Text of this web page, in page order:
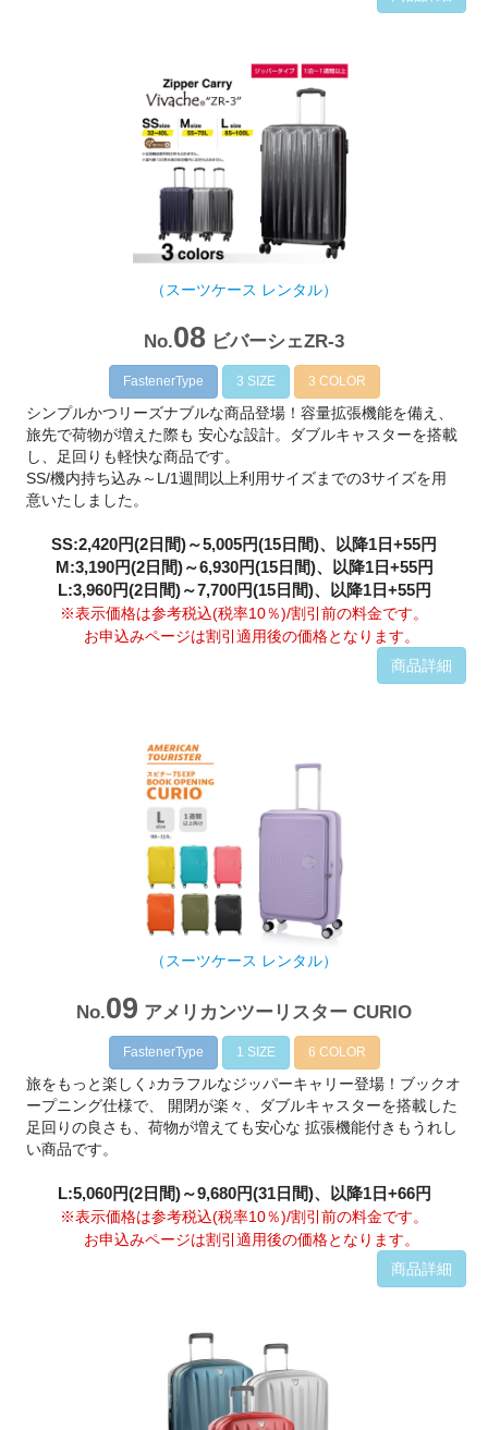
（スーツケース レンタル）
No.08 ビバーシェZR-3
FastenerType 3 SIZE 3 COLOR
シンプルかつリーズナブルな商品登場！容量拡張機能を備え、
旅先で荷物が増えた際も 安心な設計。ダブルキャスターを搭載
し、足回りも軽快な商品です。
SS/機内持ち込み～L/1週間以上利用サイズまでの3サイズを用
意いたしました。
SS:2,420円(2日間)～5,005円(15日間)、以降1日+55円
M:3,190円(2日間)～6,930円(15日間)、以降1日+55円
L:3,960円(2日間)～7,700円(15日間)、以降1日+55円
※表示価格は参考税込(税率10％)/割引前の料金です。
お申込みページは割引適用後の価格となります。
商品詳細
（スーツケース レンタル）
No.09 アメリカンツーリスター CURIO
FastenerType 1 SIZE 6 COLOR
旅をもっと楽しく♪カラフルなジッパーキャリー登場！ブックオ
ープニング仕様で、 開閉が楽々、ダブルキャスターを搭載した
足回りの良さも、荷物が増えても安心な 拡張機能付きもうれし
い商品です。
L:5,060円(2日間)～9,680円(31日間)、以降1日+66円
※表示価格は参考税込(税率10％)/割引前の料金です。
お申込みページは割引適用後の価格となります。
商品詳細